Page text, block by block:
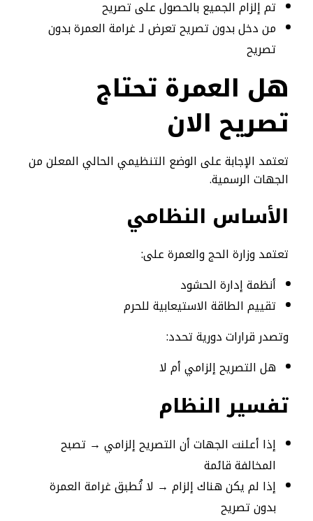
تم إلزام الجميع بالحصول على تصريح
من دخل بدون تصريح تعرض لـ غرامة العمرة بدون
تصريح
هل العمرة تحتاج
تصريح الان
تعتمد الإجابة على الوضع التنظيمي الحالي المعلن من
الجهات الرسمية.
الأساس النظامي
تعتمد وزارة الحج والعمرة على:
أنظمة إدارة الحشود
تقييم الطاقة الاستيعابية للحرم
وتصدر قرارات دورية تحدد:
هل التصريح إلزامي أم لا
تفسير النظام
إذا أعلنت الجهات أن التصريح إلزامي → تصبح
المخالفة قائمة
إذا لم يكن هناك إلزام → لا تُطبق غرامة العمرة
بدون تصريح